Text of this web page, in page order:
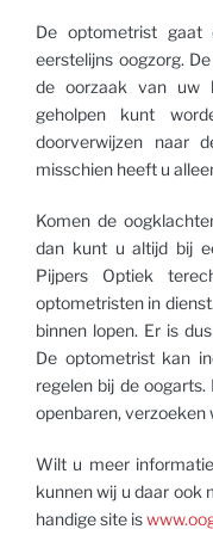
De optometrist gaat
eerstelijns oogzorg.
de oorzaak van uw
geholpen kunt
doorverwijzen naar
misschien heeft u
Komen de
dan kunt u altijd bij
Pijpers Optiek
optometristen in
binnen lopen. Er is
De optometrist kan
regelen bij de
openbaren, verzoeken
Wilt u meer
kunnen wij u daar ook
handige site is